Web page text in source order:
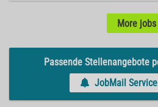
More jobs
Passende Stellenangebote
JobMail